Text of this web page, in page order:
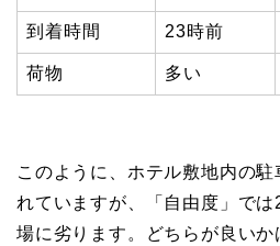
到着時間 23時前
荷物 多い
このように、ホテル敷地内の
れていますが、「自由度」で
場に劣ります。どちらが良いか